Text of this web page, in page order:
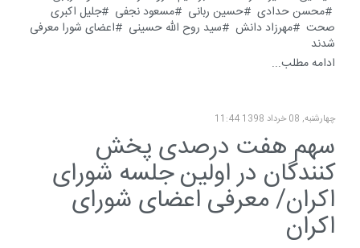
محسن حدادی
حسین ربانی مسعود نجفی
جلیل اکبری
صحت
مهرزاد دانش سید روح الله حسینی
اعضای شورا معرفی
شدند
ادامه مطلب...
چهارشنبه, 08 خرداد 1398 11:44
سهم هفت درصدی پخش
کنندگان در اولین جلسه شورای
اکران/ معرفی اعضای شورای
اکران